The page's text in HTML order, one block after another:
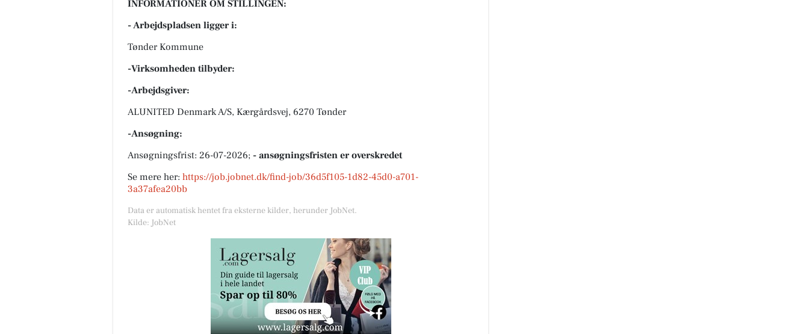
INFORMATIONER OM STILLINGEN:
- Arbejdspladsen ligger i:
Tønder Kommune
-Virksomheden tilbyder:
-Arbejdsgiver:
ALUNITED Denmark A/S, Kærgårdsvej, 6270 Tønder
-Ansøgning:
Ansøgningsfrist: 26-07-2026; - ansøgningsfristen er overskredet
Se mere her: https://job.jobnet.dk/find-job/36d5f105-1d82-45d0-a701-
3a37afea20bb
Data er automatisk hentet fra eksterne kilder, herunder JobNet.
Kilde: JobNet